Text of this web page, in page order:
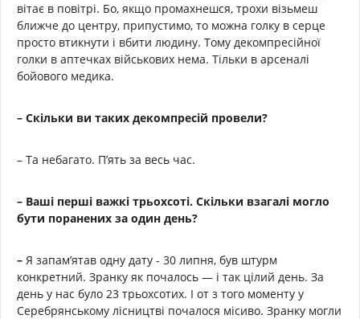
вітає в повітрі. Бо, якщо промахнешся, трохи візьмеш
ближче до центру, припустимо, то можна голку в серце
просто втикнути і вбити людину. Тому декомпресійної
голки в аптечках військових нема. Тільки в арсеналі
бойового медика.
– Скільки ви таких декомпресій провели?
– Та небагато. П’ять за весь час.
– Ваші перші важкі трьохсоті. Скільки взагалі могло
бути поранених за один день?
– Я запам’ятав одну дату - 30 липня, був штурм
конкретний. Зранку як почалось — і так цілий день. За
день у нас було 23 трьохсотих. І от з того моменту у
Серебрянському лісництві почалося місиво. Зранку могли